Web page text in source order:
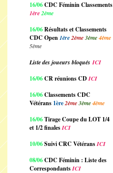
16/06CDC Féminin Classements
1ère2ème
16/06Résultats et Classements
CDC Open1ère2ème3ème4ème
5ème
Liste des joueurs bloqués ICI
16/06CR réunions CDICI
16/06Classements CDC
Vétérans 1ère2ème3ème4ème
16/06Tirage Coupe du LOT 1/4
et 1/2 finalesICI
10/06Suivi CRC VétéransICI
08/06CDC Féminin : Liste des
CorrespondantsICI